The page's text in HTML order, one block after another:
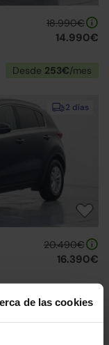
de las cookies
18.990€
14.990€
Desde 253€/mes
2 días
20.490€
16.390€